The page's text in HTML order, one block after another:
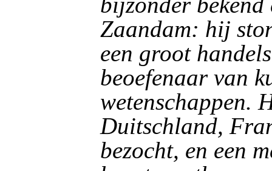
Zaandam: hij
een groot
beoefenaar van
wetenschappen.
Duitschland,
bezocht, en een